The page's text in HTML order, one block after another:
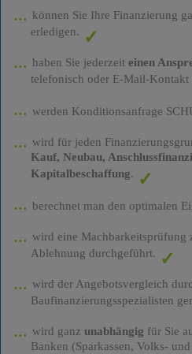
können Sie Ihre Finanzierung
erledigen.
haben Sie jederzeit einen
telefonisch oder E-Mail-Kontakt
werden Konditionsanfrage
wird für jeden
Kauf, Neubau,
Kapitalbeschaffung.
berechnet man den optimalen
wird eine Machbarkeitsprüfung
Ablehnung durchgeführt.
wird der Angebotsvergleich
Baufinanzierungsspezialisten
wird ganz unabhängig für Sie
Banken (Sparkassen, Volks-